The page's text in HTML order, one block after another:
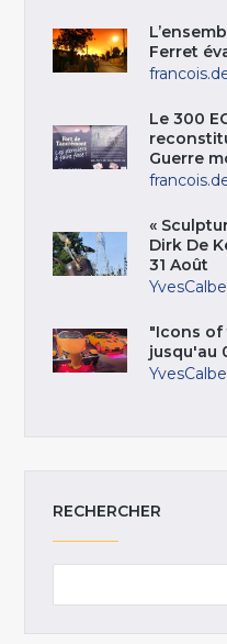
Ferret
Le 300
Guerre
«
Dirk De
31 Août
"Icons of
jusqu'au
RECHERCHER